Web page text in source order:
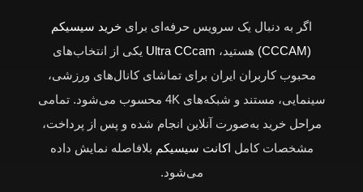
اگر به دنبال یک سرویس حرفه‌ای برای خرید سیسیکم
(CCCAM)
هستید، Ultra CCcam یکی از انتخاب‌های
محبوب کاربران ایران برای تماشای کانال‌های ورزشی،
سینمایی، مستند و شبکه‌های 4K محسوب می‌شود. تمامی
مراحل خرید به‌صورت آنلاین انجام شده و پس از پرداخت،
مشخصات کامل اکانت سیسیکم بلافاصله نمایش داده
می‌شود.